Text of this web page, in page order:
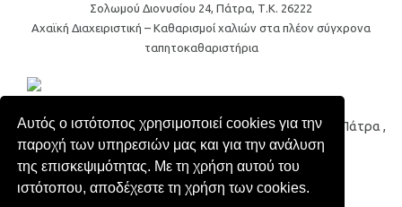
Αυτός ο ιστότοπος χρησιμοποιεί cookies για την
παροχή των υπηρεσιών μας και για την ανάλυση
της επισκεψιμότητας. Με τη χρήση αυτού του
ιστότοπου, αποδέχεστε τη χρήση των cookies.
Σολωμού Διονυσίου 24, Πάτρα, Τ.Κ. 26222
Αχαϊκή Διαχειριστική – Καθαρισμοί χαλιών στα πλέον σύγχρονα
ταπητοκαθαριστήρια
© 2017 Αχαϊκή Διαχειριστική - Ταπητοκαθαριστήρια Πάτρα ,
All Rights Reserved | Powered by